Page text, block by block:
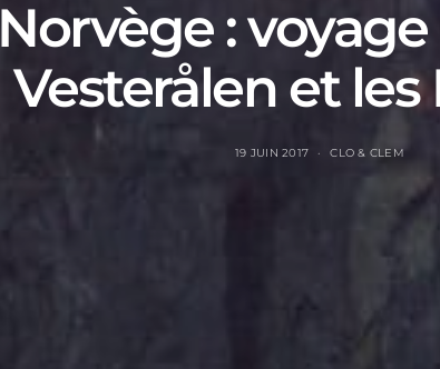
Norvège :
Vesterålen et
19 JUIN 2017 CLO & CLEM